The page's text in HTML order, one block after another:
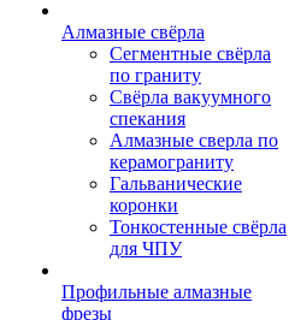
Алмазные свёрла
Сегментные свёрла
по граниту
Свёрла вакуумного
спекания
Алмазные сверла по
керамограниту
Гальванические
коронки
Тонкостенные свёрла
для ЧПУ
Профильные алмазные
фрезы